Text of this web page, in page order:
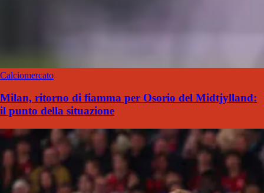
Calciomercato
Milan, ritorno di fiamma per Osorio del Midtjylland:
il punto della situazione